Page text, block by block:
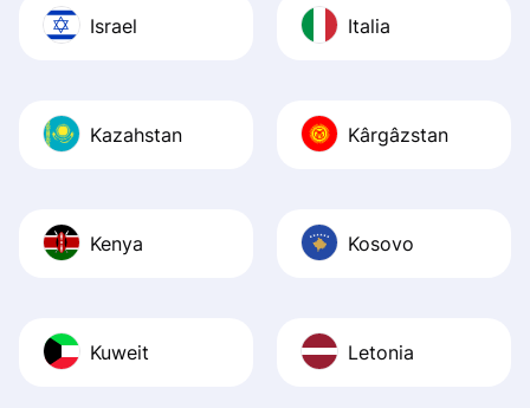
Israel Italia
Kazahstan Kârgâzstan
Kenya Kosovo
Kuweit Letonia